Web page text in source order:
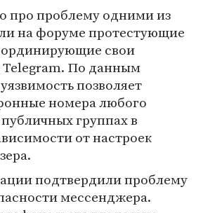
про проблему одними из
на форуме протестующие
свои
Telegram. По данным
позволяет
номера любого
группах в
от настроек
подтвердили проблему
мессенджера.